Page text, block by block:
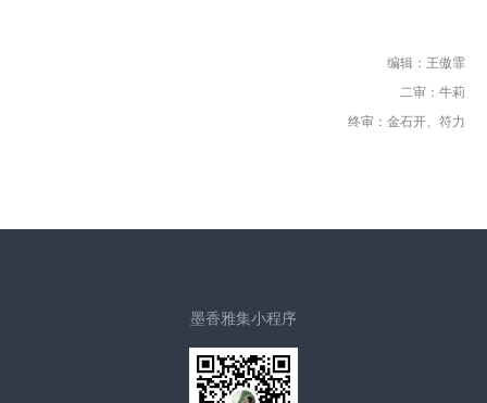
编辑：王傲霏
二审：牛莉
终审：金石开、符力
墨香雅集小程序